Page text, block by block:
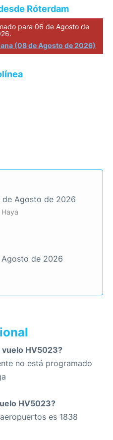
Róterdam
para 06 de Agosto de
(08 de Agosto de 2026)
de Agosto de 2026
Agosto de 2026
vuelo HV5023?
no está programado
HV5023?
es 1838